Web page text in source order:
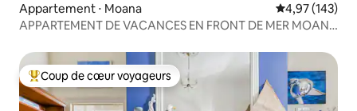
Appartement ⋅ Moana Évaluation
4,97 (143)
APPARTEMENT DE VACANCES EN FRONT DE MER MOANA
Coups de cœur voyageurs les plus appréciés
Coup de cœur voyageurs